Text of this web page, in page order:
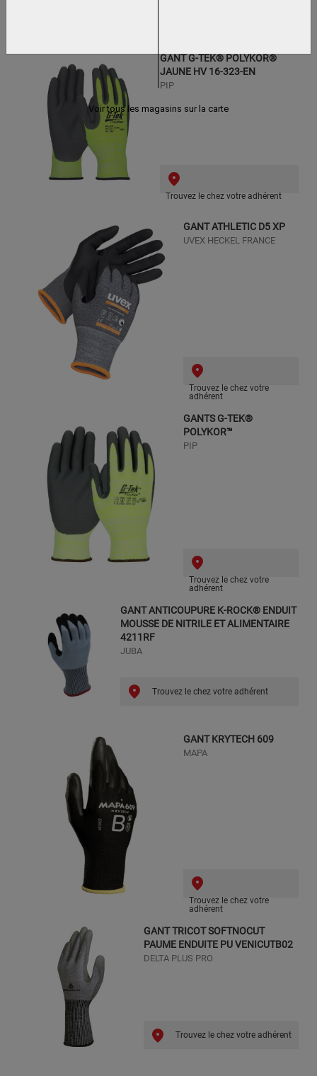
GANT G-TEK® POLYKOR®
JAUNE HV 16-323-EN
PIP
Trouvez le chez votre adhérent
GANT ATHLETIC D5 XP
UVEX HECKEL FRANCE
Trouvez le chez votre
adhérent
GANTS G-TEK®
POLYKOR™
PIP
Trouvez le chez votre
adhérent
GANT ANTICOUPURE K-ROCK® ENDUIT
MOUSSE DE NITRILE ET ALIMENTAIRE
4211RF
JUBA
Trouvez le chez votre adhérent
GANT KRYTECH 609
MAPA
Trouvez le chez votre
adhérent
GANT TRICOT SOFTNOCUT
PAUME ENDUITE PU VENICUTB02
DELTA PLUS PRO
Trouvez le chez votre adhérent
Voir tous les magasins sur la carte